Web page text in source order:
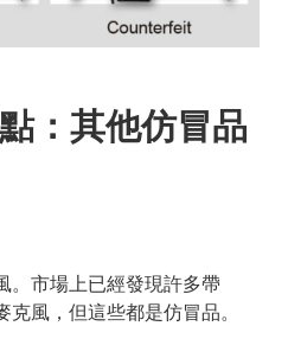
：其他仿冒品
。市場上已經發現許多帶
風，但這些都是仿冒品。